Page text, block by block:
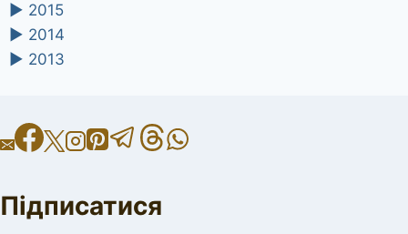
► 2015
► 2014
► 2013
Підписатися